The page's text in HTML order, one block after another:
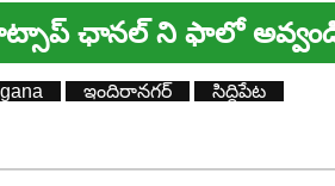
ఛానల్ ని ఫాలో
ఇందిరానగర్ సిద్దిపేట